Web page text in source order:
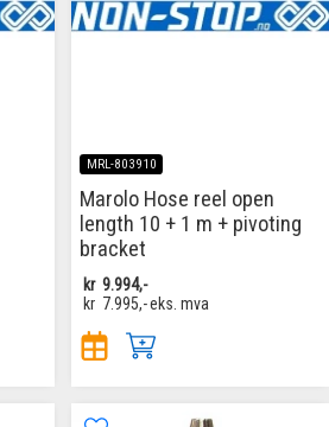
MRL-803910
Marolo Hose reel open
length 10 + 1 m + pivoting
bracket
kr 9.994,-
kr 7.995,-eks. mva